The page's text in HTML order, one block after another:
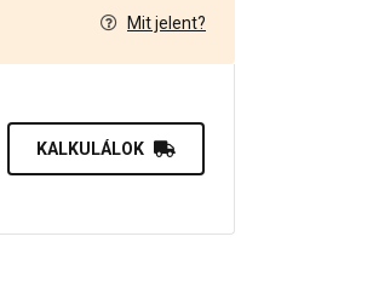
Mit jelent?
KALKULÁLOK